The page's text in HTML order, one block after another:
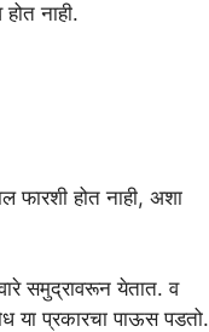
नाही.
फारशी होत नाही, अशा
समुद्रावरून येतात. व
या प्रकारचा पाऊस पडतो.